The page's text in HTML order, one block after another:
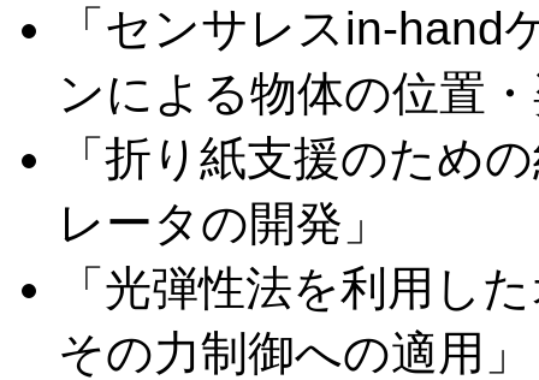
「センサレスin-
ンによる物体の位置
「折り紙支援のため
レータの開発」
「光弾性法を利用し
その力制御への適用」